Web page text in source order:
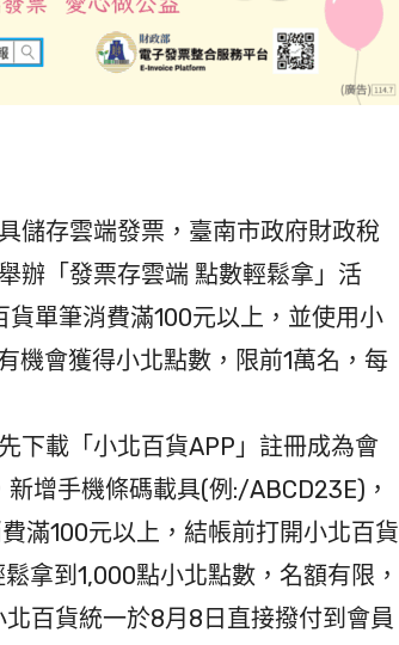
儲存雲端發票，臺南市政府財政稅
辦「發票存雲端 點數輕鬆拿」活
單筆消費滿100元以上，並使用小
機會獲得小北點數，限前1萬名，每
下載「小北百貨APP」註冊成為會
增手機條碼載具(例:/ABCD23E)，
滿100元以上，結帳前打開小北百貨
拿到1,000點小北點數，名額有限，
百貨統一於8月8日直接撥付到會員